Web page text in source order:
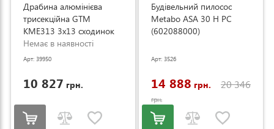
Драбина алюмінієва
трисекційна GTM
KME313 3x13 сходинок
3.53-8.93м (KME313)
Немає в наявності
Арт: 39950
10 827 грн.
Будівельний пилосос
Metabo ASA 30 H PC
(602088000)
Арт: 3526
14 888 грн. 20 346
грн.